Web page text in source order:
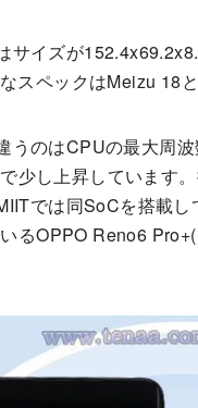
サイズが
スペックはMeizu 18と
うのはCPUの最大周
少し上昇しています
では同SoCを搭載し
るOPPO Reno6